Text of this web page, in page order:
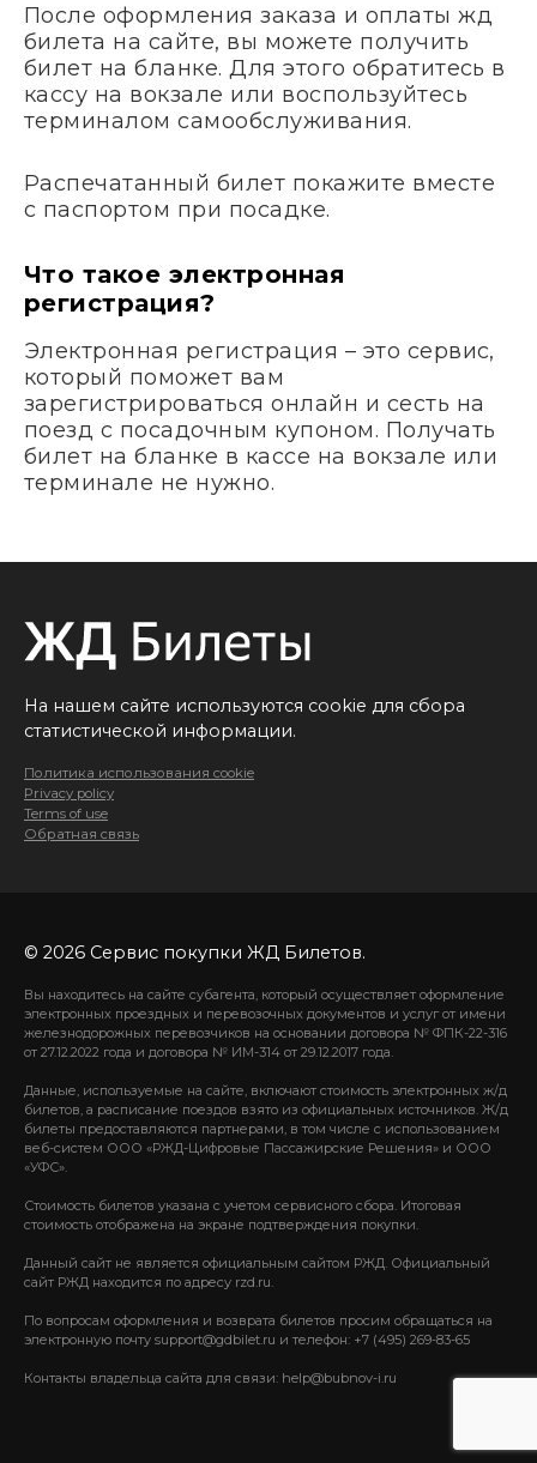
После оформления заказа и оплаты жд
билета на сайте, вы можете получить
билет на бланке. Для этого обратитесь в
кассу на вокзале или воспользуйтесь
терминалом самообслуживания.
Распечатанный билет покажите вместе
с паспортом при посадке.
Что такое электронная
регистрация?
Электронная регистрация – это сервис,
который поможет вам
зарегистрироваться онлайн и сесть на
поезд с посадочным купоном. Получать
билет на бланке в кассе на вокзале или
терминале не нужно.
На нашем сайте используются cookie для сбора
статистической информации.
Политика использования cookie
Privacy policy
Terms of use
Обратная связь
© 2026 Сервис покупки ЖД Билетов.
Вы находитесь на сайте субагента, который осуществляет оформление
электронных проездных и перевозочных документов и услуг от имени
железнодорожных перевозчиков на основании договора № ФПК-22-316
от 27.12.2022 года и договора № ИМ-314 от 29.12.2017 года.
Данные, используемые на сайте, включают стоимость электронных ж/д
билетов, а расписание поездов взято из официальных источников. Ж/д
билеты предоставляются партнерами, в том числе с использованием
веб-систем ООО «РЖД-Цифровые Пассажирские Решения» и ООО
«УФС».
Стоимость билетов указана с учетом сервисного сбора. Итоговая
стоимость отображена на экране подтверждения покупки.
Данный сайт не является официальным сайтом РЖД. Официальный
сайт РЖД находится по адресу rzd.ru.
По вопросам оформления и возврата билетов просим обращаться на
электронную почту support@gdbilet.ru и телефон: +7 (495) 269-83-65
Контакты владельца сайта для связи: help@bubnov-i.ru